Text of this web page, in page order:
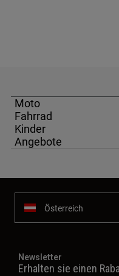
Moto
Fahrrad
Kinder
Angebote
Österreich
Newsletter
Erhalten sie einen